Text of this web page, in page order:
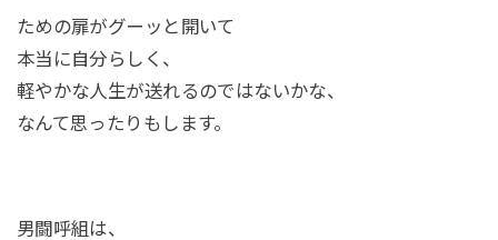
ための扉がグーッと開いて
本当に自分らしく、
軽やかな人生が送れるのではないかな、
なんて思ったりもします。
男闘呼組は、